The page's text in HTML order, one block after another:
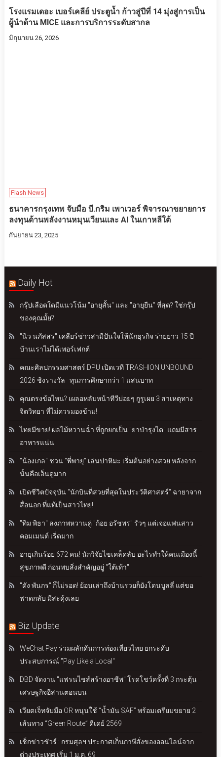
โรงแรมเดอะ เบอร์เคลีย์ ประตูน้ำ ก้าวสู่ปีที่ 14 มุ่งสู่การเป็น
ผู้นำด้าน MICE และการบริการระดับสากล
มิถุนายน 26, 2026
Flash News
ธนาคารกรุงเทพ จับมือ บี.กริม เพาเวอร์ พิจารณาขยายการ
ลงทุนด้านพลังงานหมุนเวียนและ AI ในเกาหลีใต้
กันยายน 23, 2025
Daily Hot
กรุ๊ปเลือดใดมีแนวโน้ม "อายุสั้น" และ "อายุยืน" ที่สุด? ใช่กรุ๊ป
ของคุณมั้ย?
"นิว นภัสสร" เคลียร์ข่าวสามีปันใจให้นักธุรกิจ ร่ายยาว 15 ปี
บ้านเราไม่ได้เพอร์เฟกต์
คณะศิลปกรรมศาสตร์ DPU เปิดเวที TRASHION UNBOUND
2026 ชิงรางวัล–ทุนการศึกษากว่า 1 แสนบาท
คุณตรงข้อไหน? เผลอหลับหน้าทีวีบ่อยๆ กูรูเผย 3 สาเหตุทาง
จิตวิทยา ที่ไม่ควรมองข้าม!
ไทยมีขาย! ผลไม้หวานฉ่ำ ที่ถูกยกเป็น "ยาบำรุงไต" แถมมีสาร
อาหารแน่น
"น้องเกล" ชวน "พี่พายุ" เล่นปาหิมะ เริ่มต้นอย่างสวย หลังจาก
นั้นคือเอ็นดูมาก
เปิดชีวิตปัจจุบัน "นักบินที่สวยที่สุดในประวัติศาสตร์" ฉายาจาก
สื่อนอก ที่แท้เป็นสาวไทย!
"ทิม พิธา" ลงภาพหวานคู่ "ก้อย อรัชพร" รัวๆ แต่เจอแฟนสาว
คอมเมนต์ เริ่ดมาก
อายุเกินร้อย 672 คน! นักวิจัยไขเคล็ดลับ อะไรทำให้คนเมืองนี้
สุขภาพดี ก่อนพบสิ่งสำคัญอยู่ "ใต้เท้า"
"ดัง พันกร" ก็ไม่รอด! ย้อนเล่าถึงบ้านรวยก็ยังโดนบูลลี่ แต่ขอ
ฟาดกลับ มีสะดุ้งเลย
Biz Update
WeChat Pay ร่วมผลักดันการท่องเที่ยวไทย ยกระดับ
ประสบการณ์ "Pay Like a Local"
DBD จัดงาน "แฟรนไชส์สร้างอาชีพ" โรดโชว์ครั้งที่ 3 กระตุ้น
เศรษฐกิจอีสานตอนบน
เวียตเจ็ทจับมือ OR หนุนใช้ “น้ำมัน SAF” พร้อมเตรียมขยาย 2
เส้นทาง “Green Route” ดีเดย์ 2569
เช็กข่าวชัวร์ : กรมศุลฯ ประกาศเก็บภาษีสั่งของออนไลน์จาก
ต่างประเทศ เริ่ม 1 ม.ค. 69